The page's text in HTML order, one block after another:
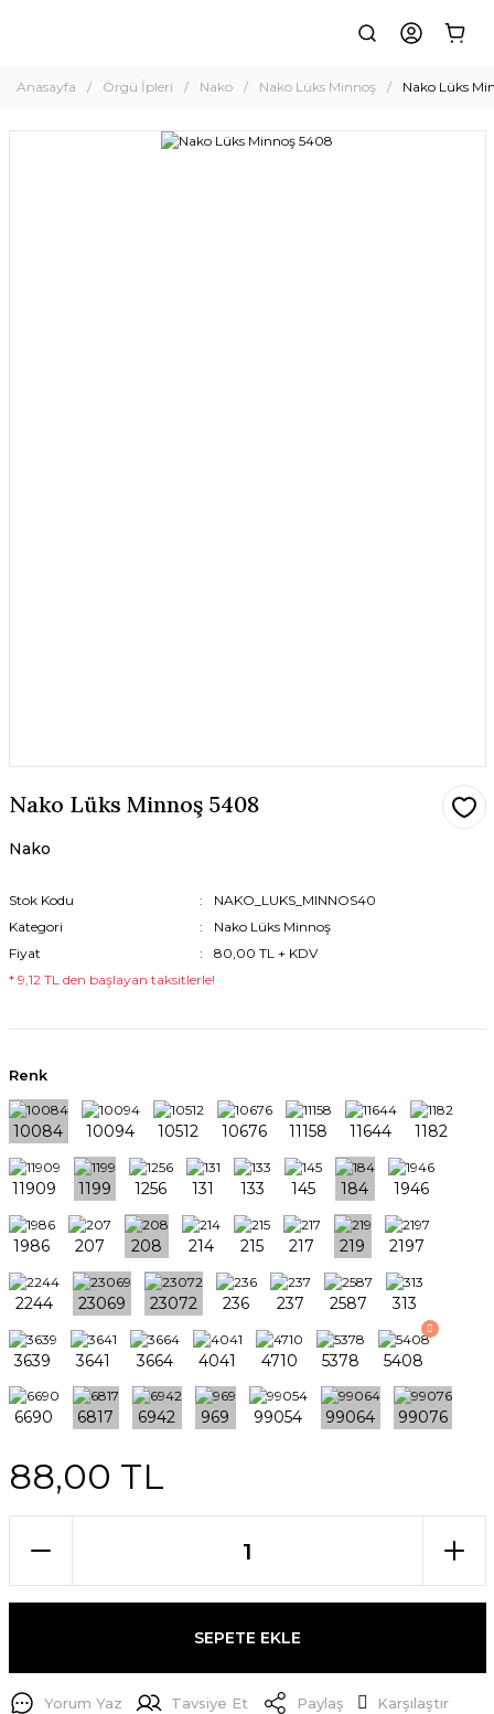
Anasayfa Örgü İpleri Nako Nako Lüks Minnoş Nako Lüks
Nako Lüks Minnoş 5408
Nako
Stok Kodu
NAKO_LUKS_MINNOS40
Kategori
Nako Lüks Minnoş
Fiyat
80,00 TL + KDV
* 9,12 TL den başlayan taksitlerle!
Renk
88,00 TL
SEPETE EKLE
Yorum Yaz Tavsiye Et Paylaş Karşılaştır